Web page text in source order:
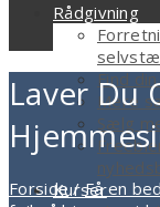
Rådgivning
Find
Mere
Sælg
Kurser
Laver Du
Forside/Få en